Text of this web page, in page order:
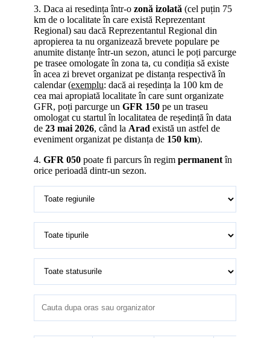
3. Daca ai resedința într-o zonă izolată (cel puțin 75
km de o localitate în care există Reprezentant
Regional) sau dacă Reprezentantul Regional din
apropierea ta nu organizează brevete populare pe
anumite distanțe într-un sezon, atunci le poți parcurge
pe trasee omologate în zona ta, cu condiția să existe
în acea zi brevet organizat pe distanța respectivă în
calendar (exemplu: dacă ai reședința la 100 km de
cea mai apropiată localitate în care sunt organizate
GFR, poți parcurge un GFR 150 pe un traseu
omologat cu startul în localitatea de reședință în data
de 23 mai 2026, când la Arad există un astfel de
eveniment organizat pe distanța de 150 km).
4. GFR 050 poate fi parcurs în regim permanentîn
orice perioadă dintr-un sezon.